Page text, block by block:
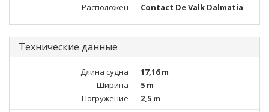
Расположен
Contact De Valk Dalmatia
Технические данные
Длина судна
17,16 m
Ширина
5 m
Погружение
2,5 m